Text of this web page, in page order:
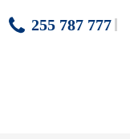
255 787 777